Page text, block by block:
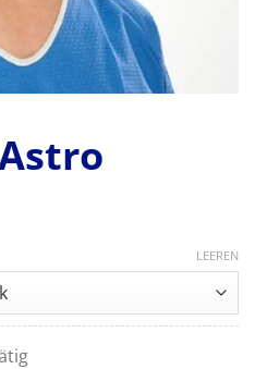
LEEREN